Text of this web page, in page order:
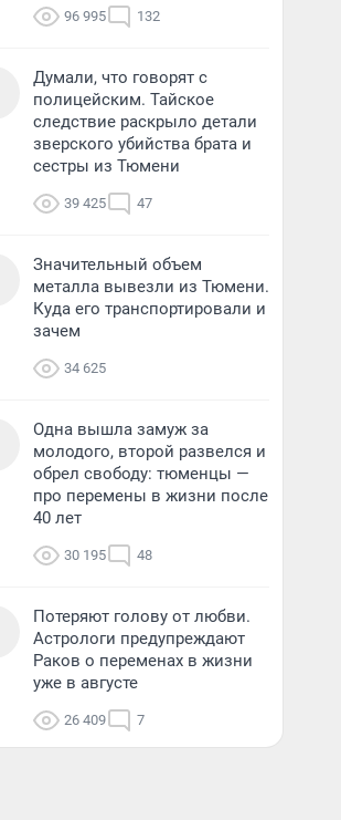
96 995 132
Думали, что говорят с
полицейским. Тайское
следствие раскрыло детали
зверского убийства брата и
сестры из Тюмени
39 425 47
Значительный объем
металла вывезли из Тюмени.
Куда его транспортировали и
зачем
34 625
Одна вышла замуж за
молодого, второй развелся и
обрел свободу: тюменцы —
про перемены в жизни после
40 лет
30 195 48
Потеряют голову от любви.
Астрологи предупреждают
Раков о переменах в жизни
уже в августе
26 409 7